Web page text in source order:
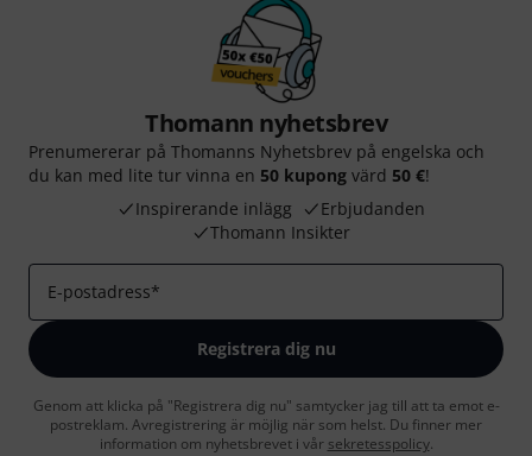
Thomann nyhetsbrev
Prenumererar på Thomanns Nyhetsbrev på engelska och
du kan med lite tur vinna en 50 kupong värd 50 €!
Inspirerande inlägg
Erbjudanden
Thomann Insikter
E-postadress*
Registrera dig nu
Genom att klicka på "Registrera dig nu" samtycker jag till att ta emot e-
postreklam. Avregistrering är möjlig när som helst. Du finner mer
information om nyhetsbrevet i vår sekretesspolicy.